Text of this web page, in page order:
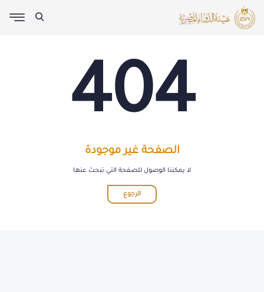
404
الصفحة غير موجودة
لا يمكننا الوصول للصفحة التي تبحث عنها
الرجوع